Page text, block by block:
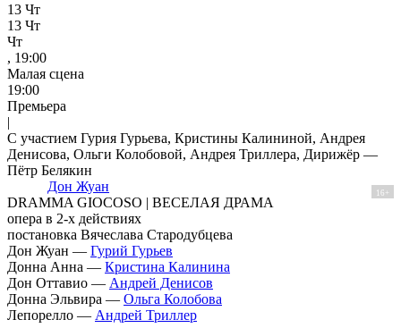
13 Чт
13 Чт
Чт
, 19:00
Малая сцена
19:00
Премьера
|
С участием Гурия Гурьева, Кристины Калининой, Андрея
Денисова, Ольги Колобовой, Андрея Триллера, Дирижёр —
Пётр Белякин
Дон Жуан
16+
DRAMMA GIOCOSO | ВЕСЕЛАЯ ДРАМА
опера в 2-х действиях
постановка Вячеслава Стародубцева
Дон Жуан — Гурий Гурьев
Донна Анна — Кристина Калинина
Дон Оттавио — Андрей Денисов
Донна Эльвира — Ольга Колобова
Лепорелло — Андрей Триллер